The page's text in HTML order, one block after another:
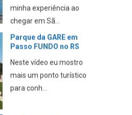
minha experiência ao
chegar em Sã...
Parque da GARE em
Passo FUNDO no RS
Neste vídeo eu mostro
mais um ponto turístico
para conh...